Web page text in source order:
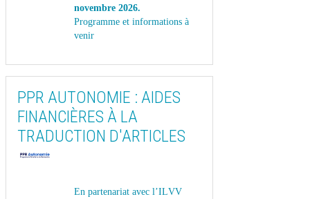
novembre 2026.
Programme et informations à
venir
PPR AUTONOMIE : AIDES
FINANCIÈRES À LA
TRADUCTION D'ARTICLES
En partenariat avec l’ILVV